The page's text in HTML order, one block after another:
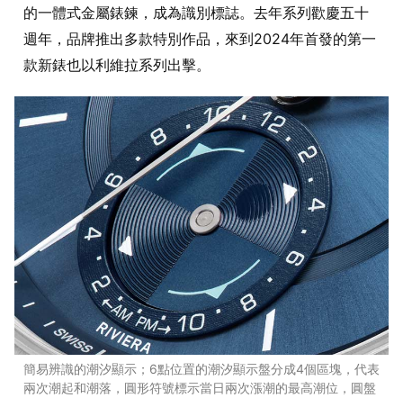
的一體式金屬錶鍊，成為識別標誌。去年系列歡慶五十
週年，品牌推出多款特別作品，來到2024年首發的第一
款新錶也以利維拉系列出擊。
簡易辨識的潮汐顯示；6點位置的潮汐顯示盤分成4個區塊，代表
兩次潮起和潮落，圓形符號標示當日兩次漲潮的最高潮位，圓盤